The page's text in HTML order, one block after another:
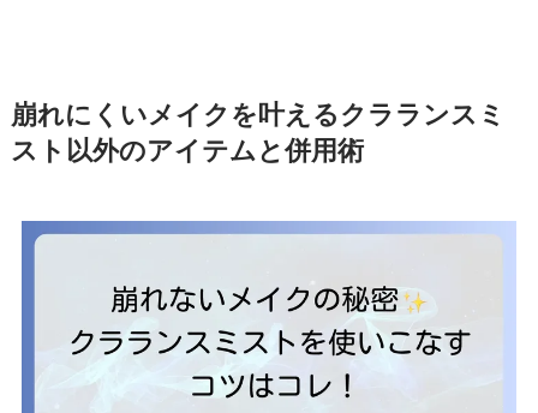
崩れにくいメイクを叶えるクラランスミ
スト以外のアイテムと併用術